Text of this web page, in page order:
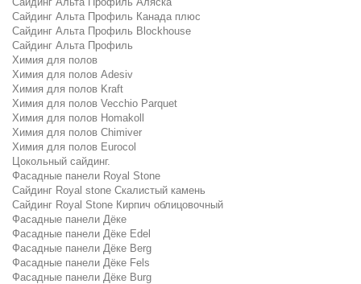
Сайдинг Альта Профиль Канада плюс
Сайдинг Альта Профиль Blockhouse
Сайдинг Альта Профиль
Химия для полов
Химия для полов Adesiv
Химия для полов Kraft
Химия для полов Vecchio Parquet
Химия для полов Homakoll
Химия для полов Chimiver
Химия для полов Eurocol
Цокольный сайдинг.
Фасадные панели Royal Stone
Сайдинг Royal stone Скалистый камень
Сайдинг Royal Stone Кирпич облицовочный
Фасадные панели Дёке
Фасадные панели Дёке Edel
Фасадные панели Дёке Berg
Фасадные панели Дёке Fels
Фасадные панели Дёке Burg